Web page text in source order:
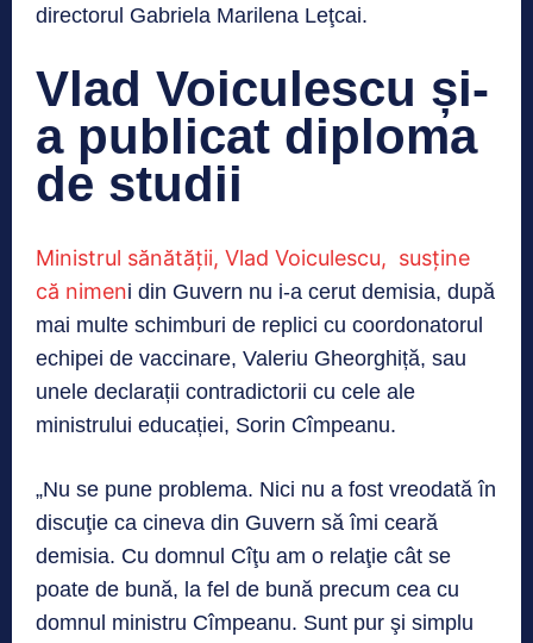
directorul Gabriela Marilena Leţcai.
Vlad Voiculescu și-
a publicat diploma
de studii
Ministrul sănătății, Vlad Voiculescu, susține
că nimeni din Guvern nu i-a cerut demisia, după
mai multe schimburi de replici cu coordonatorul
echipei de vaccinare, Valeriu Gheorghiță, sau
unele declarații contradictorii cu cele ale
ministrului educației, Sorin Cîmpeanu.
„Nu se pune problema. Nici nu a fost vreodată în
discuţie ca cineva din Guvern să îmi ceară
demisia. Cu domnul Cîţu am o relaţie cât se
poate de bună, la fel de bună precum cea cu
domnul ministru Cîmpeanu. Sunt pur şi simplu